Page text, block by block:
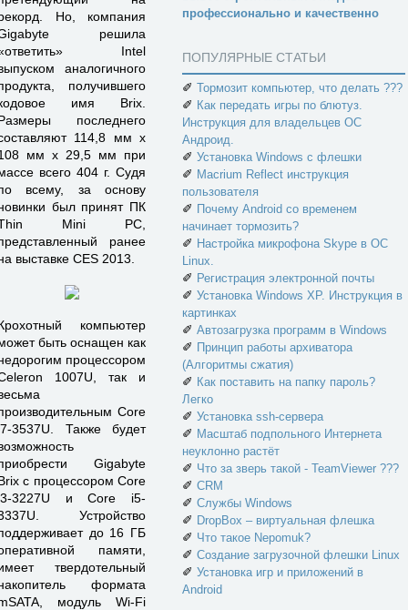
Но, компания
решила
Intel
аналогичного
получившего
имя Brix.
последнего
114,8 мм х
мм х 29,5 мм при
всего 404 г. Судя
всему, за основу
был принят ПК
Mini PC,
ранее
выставке CES 2013.
компьютер
быть оснащен как
процессором
1007U, так и
Core
3537U. Также будет
Gigabyte
с процессором Core
3227U и Core i5-
Устройство
до 16 ГБ
памяти,
твердотельный
формата
модуль Wi-Fi
профессионально и качественно
ПОПУЛЯРНЫЕ СТАТЬИ
✐ Тормозит компьютер, что делать ???
✐ Как передать игры по блютуз.
Инструкция для владельцев ОС
Андроид.
✐ Установка Windows с флешки
✐ Macrium Reflect инструкция
пользователя
✐ Почему Android со временем
начинает тормозить?
✐ Настройка микрофона Skype в ОС
Linux.
✐ Регистрация электронной почты
✐ Установка Windows XP. Инструкция в
картинках
✐ Автозагрузка программ в Windows
✐ Принцип работы архиватора
(Алгоритмы сжатия)
✐ Как поставить на папку пароль?
Легко
✐ Установка ssh-сервера
✐ Масштаб подпольного Интернета
неуклонно растёт
✐ Что за зверь такой - TeamViewer ???
✐ CRM
✐ Службы Windows
✐ DropBox – виртуальная флешка
✐ Что такое Nepomuk?
✐ Создание загрузочной флешки Linux
✐ Установка игр и приложений в
Android